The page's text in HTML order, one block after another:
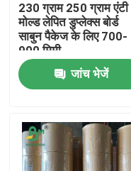
होम
230 ग्राम 250 ग्राम एंटी
मोल्ड लेपित डुप्लेक्स बोर्ड
साबुन पैकेज के लिए 700-
900 मिमी
जांच भेजें